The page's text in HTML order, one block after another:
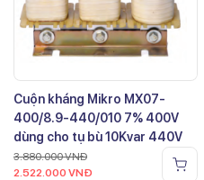
Cuộn kháng Mikro MX07-
400/8.9-440/010 7% 400V
dùng cho tụ bù 10Kvar 440V
3.880.000VNĐ
2.522.000 VNĐ